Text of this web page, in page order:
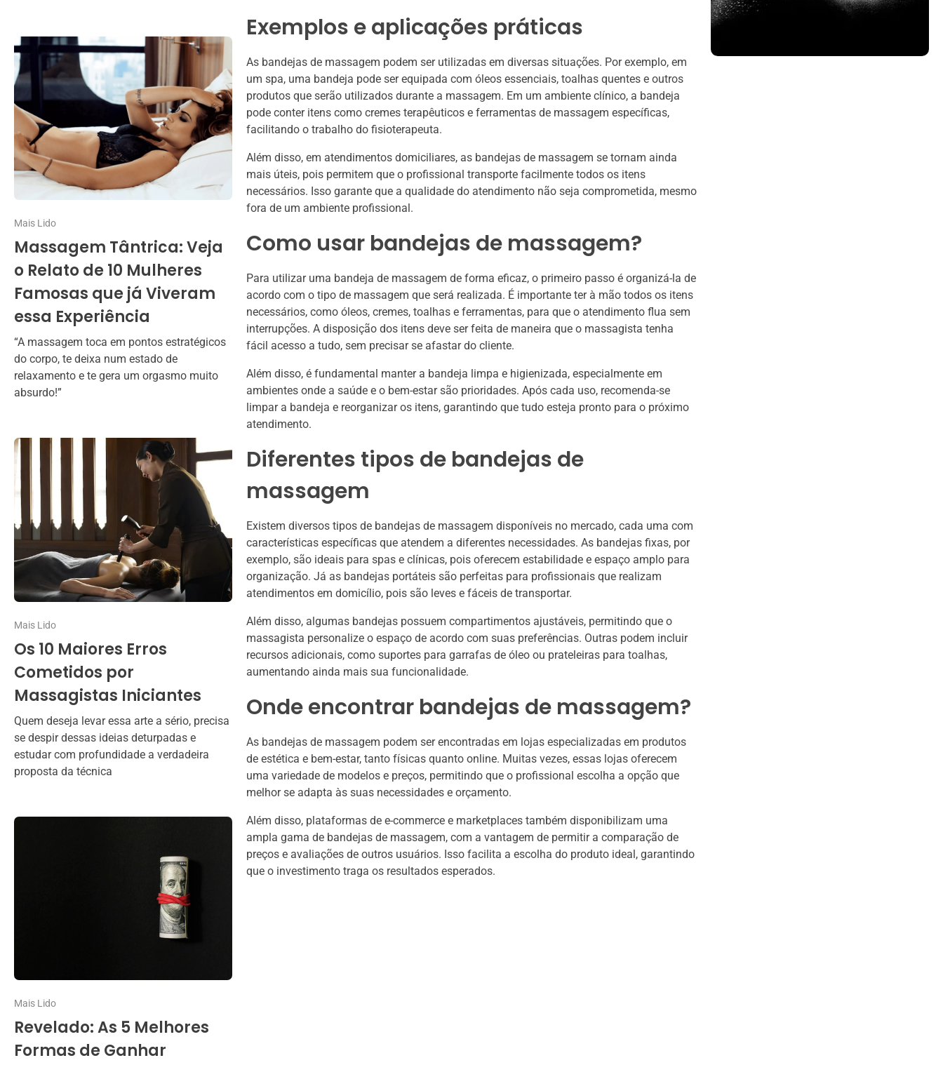
Mais Lido
Massagem Tântrica: Veja
o Relato de 10 Mulheres
Famosas que já Viveram
essa Experiência
“A massagem toca em pontos estratégicos
do corpo, te deixa num estado de
relaxamento e te gera um orgasmo muito
absurdo!”
Mais Lido
Os 10 Maiores Erros
Cometidos por
Massagistas Iniciantes
Quem deseja levar essa arte a sério, precisa
se despir dessas ideias deturpadas e
estudar com profundidade a verdadeira
proposta da técnica
Mais Lido
Revelado: As 5 Melhores
Formas de Ganhar
Exemplos e aplicações práticas
As bandejas de massagem podem ser utilizadas em diversas situações. Por exemplo, em
um spa, uma bandeja pode ser equipada com óleos essenciais, toalhas quentes e outros
produtos que serão utilizados durante a massagem. Em um ambiente clínico, a bandeja
pode conter itens como cremes terapêuticos e ferramentas de massagem específicas,
facilitando o trabalho do fisioterapeuta.
Além disso, em atendimentos domiciliares, as bandejas de massagem se tornam ainda
mais úteis, pois permitem que o profissional transporte facilmente todos os itens
necessários. Isso garante que a qualidade do atendimento não seja comprometida, mesmo
fora de um ambiente profissional.
Como usar bandejas de massagem?
Para utilizar uma bandeja de massagem de forma eficaz, o primeiro passo é organizá-la de
acordo com o tipo de massagem que será realizada. É importante ter à mão todos os itens
necessários, como óleos, cremes, toalhas e ferramentas, para que o atendimento flua sem
interrupções. A disposição dos itens deve ser feita de maneira que o massagista tenha
fácil acesso a tudo, sem precisar se afastar do cliente.
Além disso, é fundamental manter a bandeja limpa e higienizada, especialmente em
ambientes onde a saúde e o bem-estar são prioridades. Após cada uso, recomenda-se
limpar a bandeja e reorganizar os itens, garantindo que tudo esteja pronto para o próximo
atendimento.
Diferentes tipos de bandejas de
massagem
Existem diversos tipos de bandejas de massagem disponíveis no mercado, cada uma com
características específicas que atendem a diferentes necessidades. As bandejas fixas, por
exemplo, são ideais para spas e clínicas, pois oferecem estabilidade e espaço amplo para
organização. Já as bandejas portáteis são perfeitas para profissionais que realizam
atendimentos em domicílio, pois são leves e fáceis de transportar.
Além disso, algumas bandejas possuem compartimentos ajustáveis, permitindo que o
massagista personalize o espaço de acordo com suas preferências. Outras podem incluir
recursos adicionais, como suportes para garrafas de óleo ou prateleiras para toalhas,
aumentando ainda mais sua funcionalidade.
Onde encontrar bandejas de massagem?
As bandejas de massagem podem ser encontradas em lojas especializadas em produtos
de estética e bem-estar, tanto físicas quanto online. Muitas vezes, essas lojas oferecem
uma variedade de modelos e preços, permitindo que o profissional escolha a opção que
melhor se adapta às suas necessidades e orçamento.
Além disso, plataformas de e-commerce e marketplaces também disponibilizam uma
ampla gama de bandejas de massagem, com a vantagem de permitir a comparação de
preços e avaliações de outros usuários. Isso facilita a escolha do produto ideal, garantindo
que o investimento traga os resultados esperados.